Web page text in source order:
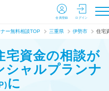
会員登録 ログイン
ー無料相談TOP 三重県 伊勢市 住宅
宅資金の相談が
シャルプランナ
に